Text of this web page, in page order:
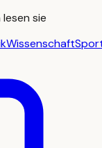
sie
Wissenschaft